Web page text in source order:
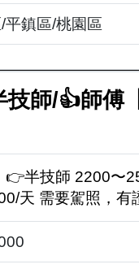
鎮區/桃園區
師/👍師傅
👉半技師 2200〜
天 需要駕照，有
0975-608-285